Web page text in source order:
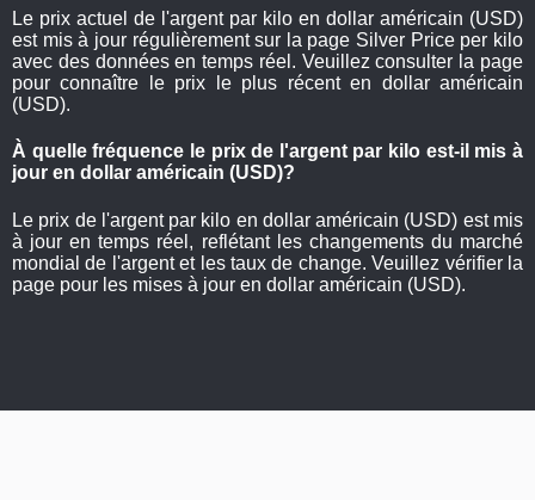
Le prix actuel de l'argent par kilo en dollar américain (USD)
est mis à jour régulièrement sur la page Silver Price per kilo
avec des données en temps réel. Veuillez consulter la page
pour connaître le prix le plus récent en dollar américain
(USD).
À quelle fréquence le prix de l'argent par kilo est-il mis à
jour en dollar américain (USD)?
Le prix de l'argent par kilo en dollar américain (USD) est mis
à jour en temps réel, reflétant les changements du marché
mondial de l'argent et les taux de change. Veuillez vérifier la
page pour les mises à jour en dollar américain (USD).